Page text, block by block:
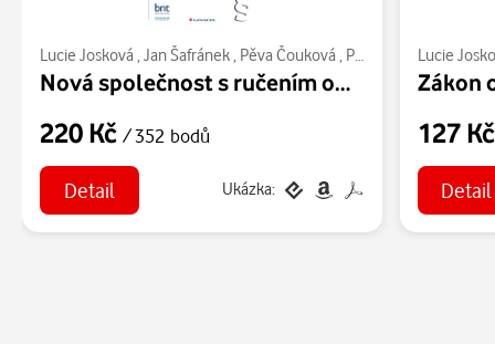
Lucie Josková , Jan Šafránek, Pěva Čouková , Pavel Pravda ,
Nová společnost s ručením omezeným
220 Kč / 352 bodů
Detail Ukázka:
Lucie
127
Detail